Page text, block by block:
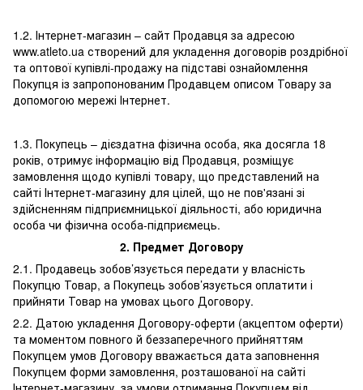
1.2. Інтернет-магазин – сайт Продавця за адресою
www.atleto.ua створений для укладення договорів роздрібної
та оптової купівлі-продажу на підставі ознайомлення
Покупця із запропонованим Продавцем описом Товару за
допомогою мережі Інтернет.
1.3. Покупець – дієздатна фізична особа, яка досягла 18
років, отримує інформацію від Продавця, розміщує
замовлення щодо купівлі товару, що представлений на
сайті Інтернет-магазину для цілей, що не пов'язані зі
здійсненням підприємницької діяльності, або юридична
особа чи фізична особа-підприємець.
2. Предмет Договору
2.1. Продавець зобов’язується передати у власність
Покупцю Товар, а Покупець зобов’язується оплатити і
прийняти Товар на умовах цього Договору.
2.2. Датою укладення Договору-оферти (акцептом оферти)
та моментом повного й беззаперечного прийняттям
Покупцем умов Договору вважається дата заповнення
Покупцем форми замовлення, розташованої на сайті